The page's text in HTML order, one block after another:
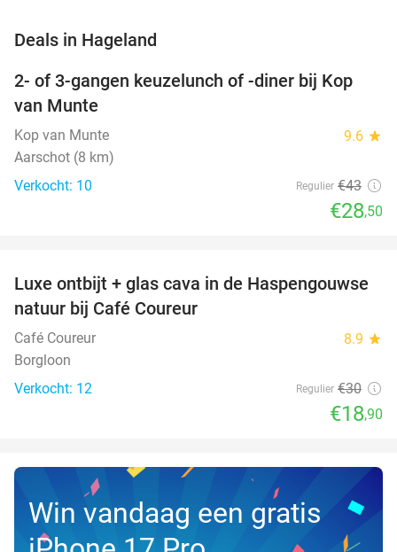
Deals in Hageland
34%
TODAY
2- of 3-gangen keuzelunch of -diner bij Kop
van Munte
Kop van Munte 9.6 star
Aarschot (8 km)
Verkocht: 10
Regulier €43
€28,50
37%
TODAY
Luxe ontbijt + glas cava in de Haspengouwse
natuur bij Café Coureur
Café Coureur 8.9 star
Borgloon
Verkocht: 12
Regulier €30
€18,90
Win vandaag een gratis